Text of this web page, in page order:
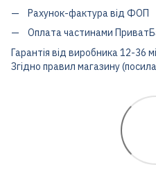
Рахунок-фактура від ФОП
Оплата частинами
Гарантія від виробника 12-36
Згідно правил магазину